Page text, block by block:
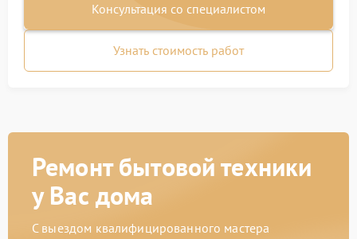
Консультация со специалистом
Узнать стоимость работ
Ремонт бытовой техники
у Вас дома
С выездом квалифицированного мастера